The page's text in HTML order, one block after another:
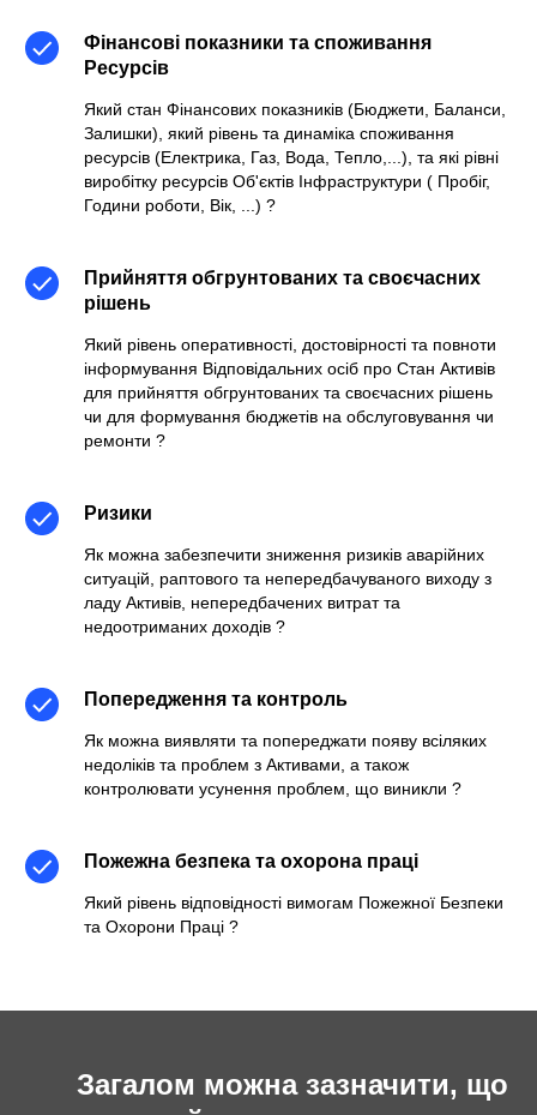
Фінансові показники та споживання
Ресурсів
Який стан Фінансових показників (Бюджети, Баланси,
Залишки), який рівень та динаміка споживання
ресурсів (Електрика, Газ, Вода, Тепло,...), та які рівні
виробітку ресурсів Об'єктів Інфраструктури ( Пробіг,
Години роботи, Вік, ...) ?
Прийняття обгрунтованих та своєчасних
рішень
Який рівень оперативності, достовірності та повноти
інформування Відповідальних осіб про Стан Активів
для прийняття обгрунтованих та своєчасних рішень
чи для формування бюджетів на обслуговування чи
ремонти ?
Ризики
Як можна забезпечити зниження ризиків аварійних
ситуацій, раптового та непередбачуваного виходу з
ладу Активів, непередбачених витрат та
нед оотриманих доходів ?
Попередження та контроль
Як можна в иявляти та попереджати появу всіляких
недоліків та проблем з Активами, а також
контролювати усунення проблем, що виникли ?
Пожежна безпека та охорона праці
Який рівень відповідності вимогам Пожежної Безпеки
та Охорони Праці ?
Загалом можна зазначити, що